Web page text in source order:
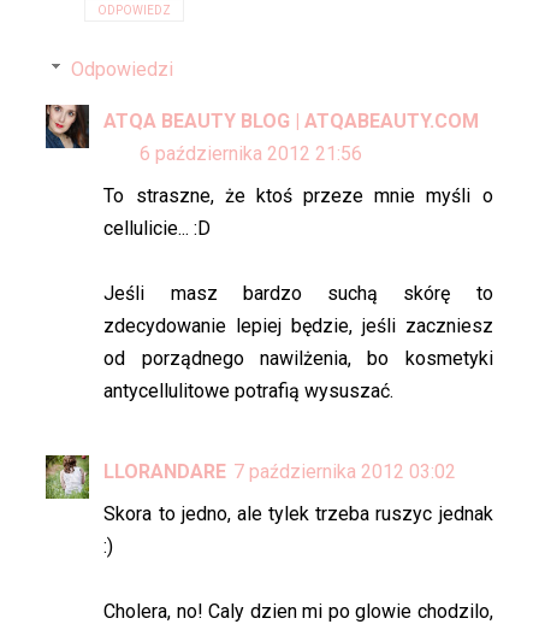
ODPOWIEDZ
Odpowiedzi
ATQA BEAUTY BLOG | ATQABEAUTY.COM
6 października 2012 21:56
To straszne, że ktoś przeze mnie myśli o
cellulicie... :D
Jeśli masz bardzo suchą skórę to
zdecydowanie lepiej będzie, jeśli zaczniesz
od porządnego nawilżenia, bo kosmetyki
antycellulitowe potrafią wysuszać.
LLORANDARE 7 października 2012 03:02
Skora to jedno, ale tylek trzeba ruszyc jednak
:)
Cholera, no! Caly dzien mi po glowie chodzilo,